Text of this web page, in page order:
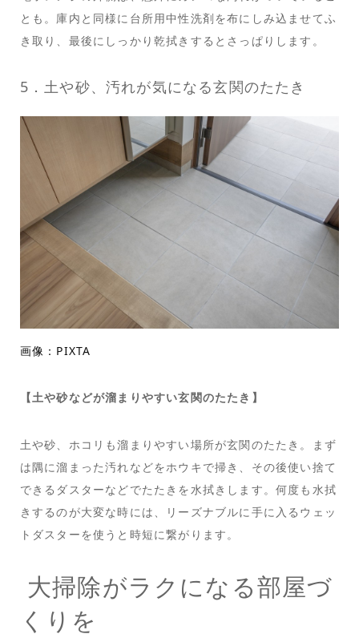
とも。庫内と同様に台所用中性洗剤を布にしみ込ませてふ
き取り、最後にしっかり乾拭きするとさっぱりします。
5．土や砂、汚れが気になる玄関のたたき
画像：PIXTA
【土や砂などが溜まりやすい玄関のたたき】
土や砂、ホコリも溜まりやすい場所が玄関のたたき。まず
は隅に溜まった汚れなどをホウキで掃き、その後使い捨て
できるダスターなどでたたきを水拭きします。何度も水拭
きするのが大変な時には、リーズナブルに手に入るウェッ
トダスターを使うと時短に繋がります。
大掃除がラクになる部屋づ
くりを